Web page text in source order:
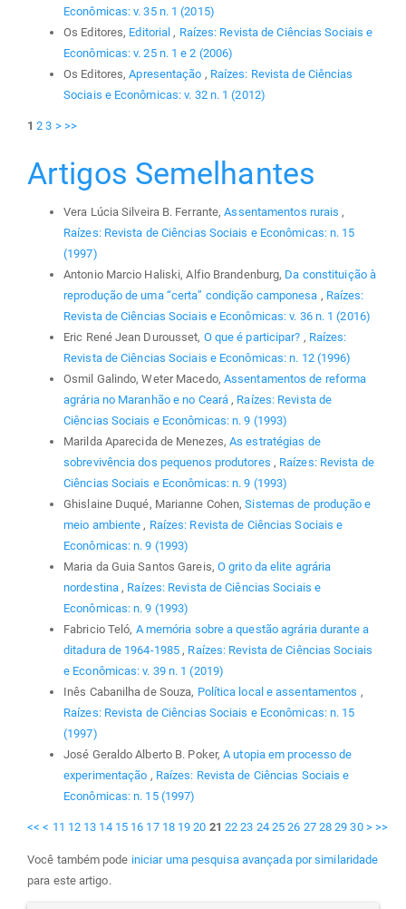
Econômicas: v. 35 n. 1 (2015)
Os Editores, Editorial , Raízes: Revista de Ciências Sociais e
Econômicas: v. 25 n. 1 e 2 (2006)
Os Editores,Apresentação , Raízes: Revista de Ciências
Sociais e Econômicas: v. 32 n. 1 (2012)
1 2 3 > >>
Artigos Semelhantes
Vera Lúcia Silveira B. Ferrante,Assentamentos rurais ,
Raízes: Revista de Ciências Sociais e Econômicas: n. 15
(1997)
Antonio Marcio Haliski, Alfio Brandenburg, Da constituição à
reprodução de uma “certa” condição camponesa , Raízes:
Revista de Ciências Sociais e Econômicas: v. 36 n. 1 (2016)
Eric René Jean Durousset, O que é participar? , Raízes:
Revista de Ciências Sociais e Econômicas: n. 12 (1996)
Osmil Galindo, Weter Macedo, Assentamentos de reforma
agrária no Maranhão e no Ceará , Raízes: Revista de
Ciências Sociais e Econômicas: n. 9 (1993)
Marilda Aparecida de Menezes,As estratégias de
sobrevivência dos pequenos produtores , Raízes: Revista de
Ciências Sociais e Econômicas: n. 9 (1993)
Ghislaine Duqué, Marianne Cohen,Sistemas de produção e
meio ambiente , Raízes: Revista de Ciências Sociais e
Econômicas: n. 9 (1993)
Maria da Guia Santos Gareis, O grito da elite agrária
nordestina , Raízes: Revista de Ciências Sociais e
Econômicas: n. 9 (1993)
Fabricio Teló, A memória sobre a questão agrária durante a
ditadura de 1964-1985 , Raízes: Revista de Ciências Sociais
e Econômicas: v. 39 n. 1 (2019)
Inês Cabanilha de Souza, Política local e assentamentos ,
Raízes: Revista de Ciências Sociais e Econômicas: n. 15
(1997)
José Geraldo Alberto B. Poker,A utopia em processo de
experimentação , Raízes: Revista de Ciências Sociais e
Econômicas: n. 15 (1997)
<< < 11 12 13 14 15 16 17 18 19 20 21 22 23 24 25 26 27 28 29 30 > >>
Você também pode iniciar uma pesquisa avançada por similaridade
para este artigo.